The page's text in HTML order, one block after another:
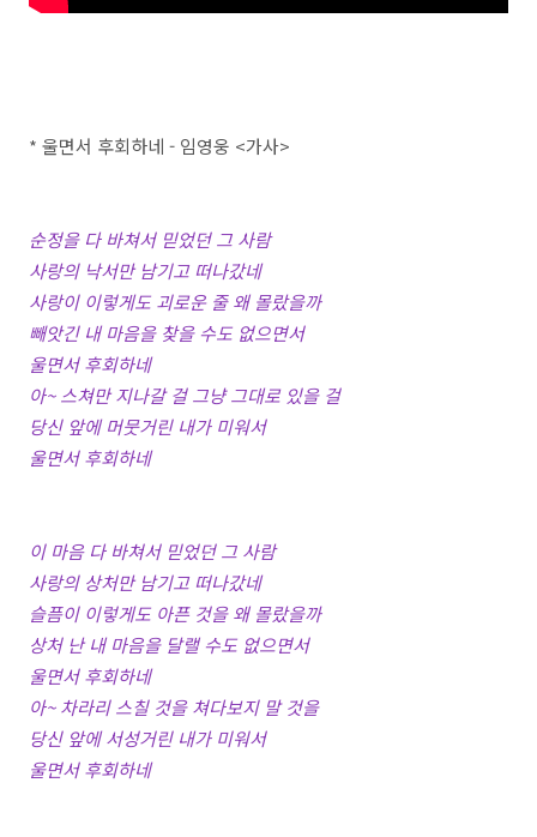
* 울면서 후회하네 - 임영웅 <가사>
순정을 다 바쳐서 믿었던 그 사람
사랑의 낙서만 남기고 떠나갔네
사랑이 이렇게도 괴로운 줄 왜 몰랐을까
빼앗긴 내 마음을 찾을 수도 없으면서
울면서 후회하네
아~ 스쳐만 지나갈 걸 그냥 그대로 있을 걸
당신 앞에 머뭇거린 내가 미워서
울면서 후회하네
이 마음 다 바쳐서 믿었던 그 사람
사랑의 상처만 남기고 떠나갔네
슬픔이 이렇게도 아픈 것을 왜 몰랐을까
상처 난 내 마음을 달랠 수도 없으면서
울면서 후회하네
아~ 차라리 스칠 것을 쳐다보지 말 것을
당신 앞에 서성거린 내가 미워서
울면서 후회하네